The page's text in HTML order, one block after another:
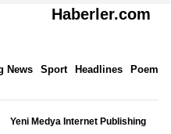
Haberler.com
Poem
Headlines
Sport
News
Yeni Medya Internet Publishing